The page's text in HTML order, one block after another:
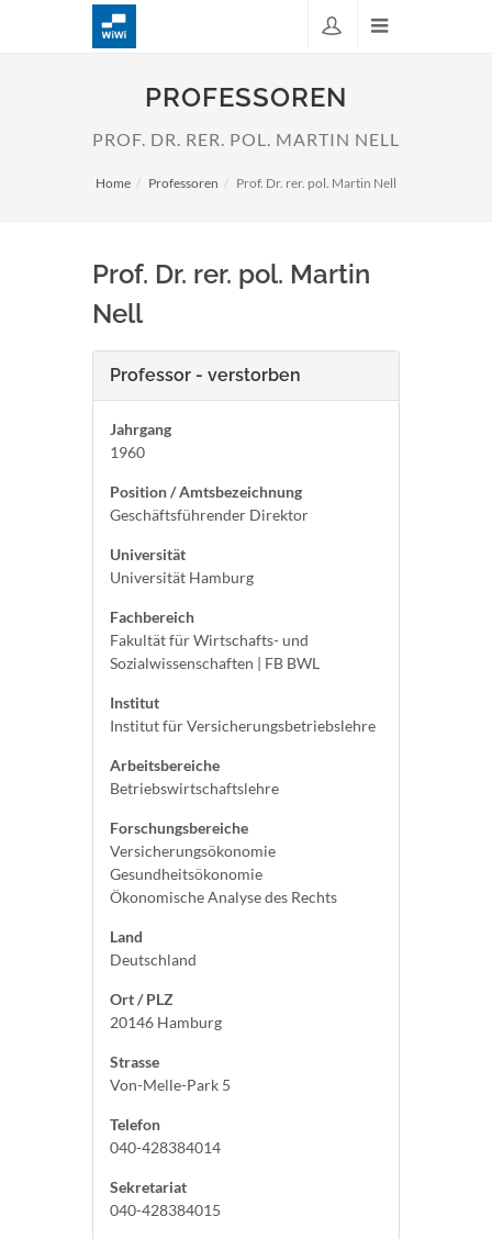
PROFESSOREN
PROF. DR. RER. POL. MARTIN NELL
Home Professoren Prof. Dr. rer. pol. Martin Nell
Prof. Dr. rer. pol. Martin
Nell
Professor - verstorben
Jahrgang
1960
Position / Amtsbezeichnung
Geschäftsführender Direktor
Universität
Universität Hamburg
Fachbereich
Fakultät für Wirtschafts- und
Sozialwissenschaften | FB BWL
Institut
Institut für Versicherungsbetriebslehre
Arbeitsbereiche
Betriebswirtschaftslehre
Forschungsbereiche
Versicherungsökonomie
Gesundheitsökonomie
Ökonomische Analyse des Rechts
Land
Deutschland
Ort / PLZ
20146 Hamburg
Strasse
Von-Melle-Park 5
Telefon
040-428384014
Sekretariat
040-428384015